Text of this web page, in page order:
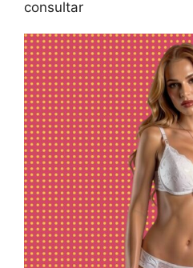
consultar